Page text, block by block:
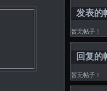
发表的
暂无帖子！
回复的
暂无帖子！